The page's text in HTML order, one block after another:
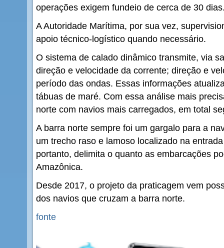
operações exigem fundeio de cerca de 30
A Autoridade Marítima, por sua vez,
apoio técnico-logístico quando necessário.
O sistema de calado dinâmico transmite, via
direção e velocidade da corrente; direção e
período das ondas. Essas informações
tábuas de maré. Com essa análise mais
norte com navios mais carregados, em total
A barra norte sempre foi um gargalo para a
um trecho raso e lamoso localizado na
portanto, delimita o quanto as embarcações
Amazônica.
Desde 2017, o projeto da praticagem vem
dos navios que cruzam a barra norte.
fonte